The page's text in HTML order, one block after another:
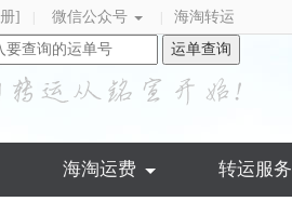
] 微信公众号 海淘转运
运单查询
海淘运费 转运服务